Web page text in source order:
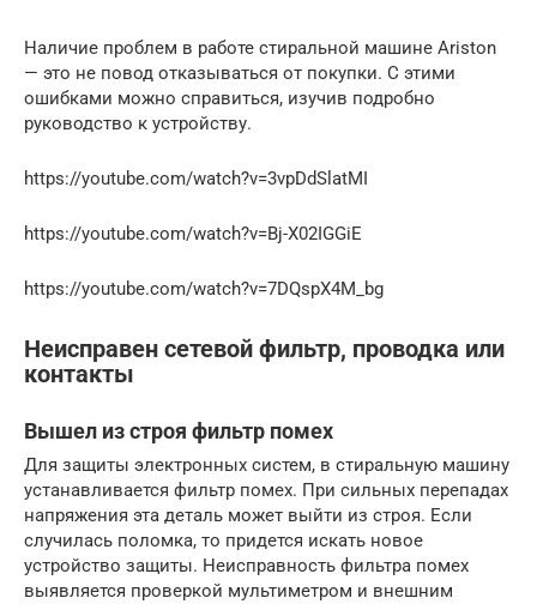
Наличие проблем в работе стиральной машине Ariston
— это не повод отказываться от покупки. С этими
ошибками можно справиться, изучив подробно
руководство к устройству.
https://youtube.com/watch?v=3vpDdSlatMI
https://youtube.com/watch?v=Bj-X02IGGiE
https://youtube.com/watch?v=7DQspX4M_bg
Неисправен сетевой фильтр, проводка или
контакты
Вышел из строя фильтр помех
Для защиты электронных систем, в стиральную машину
устанавливается фильтр помех. При сильных перепадах
напряжения эта деталь может выйти из строя. Если
случилась поломка, то придется искать новое
устройство защиты. Неисправность фильтра помех
выявляется проверкой мультиметром и внешним